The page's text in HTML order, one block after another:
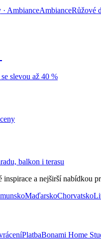
· AmbianceAmbianceRůžové
slevou až 40 %
balkon i terasu
a nejširší nabídkou
MaďarskoChorvatsko
PlatbaBonami Home